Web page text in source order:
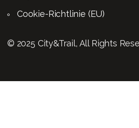
Cookie-Richtlinie (EU)
© 2025 City&Trail, All Rights